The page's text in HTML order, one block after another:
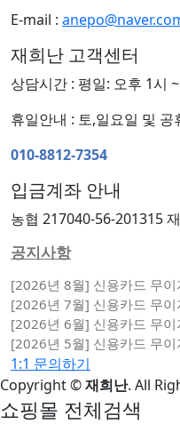
E-mail :
재희난 고객센터
상담시간 : 평일: 오후 1시
휴일안내 : 토,일요일 및 공
010-8812-7354
입금계좌 안내
농협 217040-56-201315
공지사항
[2026년 8월] 신용카드 무이
[2026년 7월] 신용카드 무이
[2026년 6월] 신용카드 무이
[2026년 5월] 신용카드 무이
1:1 문의하기
Copyright©재희난. All
쇼핑몰 전체검색